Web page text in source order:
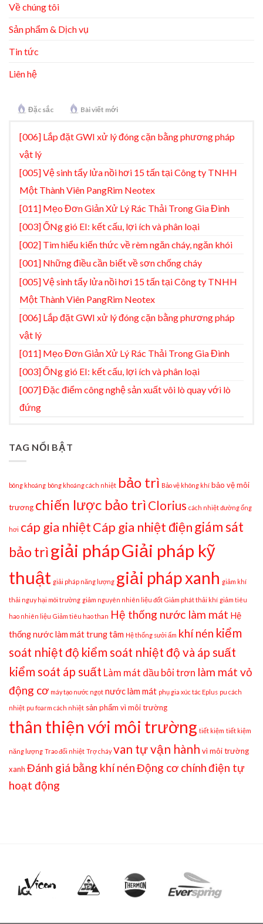
Về chúng tôi
Sản phẩm & Dịch vụ
Tin tức
Liên hệ
Đặc sắc Bài viết mới
[006] Lắp đặt GWI xử lý đóng cặn bằng phương pháp
vật lý
[005] Vệ sinh tẩy lửa nồi hơi 15 tấn tại Công ty TNHH
Một Thành Viên PangRim Neotex
[011] Mẹo Đơn Giản Xử Lý Rác Thải Trong Gia Đình
[003] ỐNg gió EI: kết cấu, lợi ích và phân loại
[002] Tìm hiểu kiến thức về rèm ngăn cháy, ngăn khói
[001] Những điều cần biết về sơn chống cháy
[005] Vệ sinh tẩy lửa nồi hơi 15 tấn tại Công ty TNHH
Một Thành Viên PangRim Neotex
[006] Lắp đặt GWI xử lý đóng cặn bằng phương pháp
vật lý
[011] Mẹo Đơn Giản Xử Lý Rác Thải Trong Gia Đình
[003] ỐNg gió EI: kết cấu, lợi ích và phân loại
[007] Đặc điểm công nghệ sản xuất vôi lò quay với lò
đứng
TAG NỔI BẬT
bông khoáng bông khoáng cách nhiệt bảo trì Bảo vệ không khí bảo vệ môi
trương chiến lược bảo trì Clorius cách nhiệt đường ống
hơi cáp gia nhiệtCáp gia nhiệt điện giám sát
bảo trìgiải phápGiải pháp kỹ
thuật giải pháp năng lượng giải pháp xanh giảm khí
thải nguy hại môi trường giảm nguyên nhiên liệu đốt Giảm phát thải khí giảm tiêu
hao nhiên liệu Giảm tiêu hao than Hệ thống nước làm mát Hệ
thống nước làm mát trung tâm Hệ thống sưởi ấm khí nén kiểm
soát nhiệt độ kiểm soát nhiệt độ và áp suất
kiểm soát áp suất Làm mát dầu bôi trơn làm mát vỏ
động cơ máy tạo nước ngọt nước làm mát phụ gia xúc tác Eplus pu cách
nhiệt pu foarm cách nhiệt sản phẩm vì môi trường
thân thiện với môi trường tiết kiệm tiết kiệm
năng lượng Trao đổi nhiệt Trợ cháy van tự vận hành vì môi trường
xanh Đánh giá bằng khí nénĐộng cơ chínhđiện tự
hoạt động